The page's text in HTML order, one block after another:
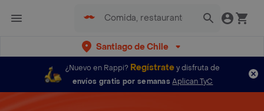
Santiago de Chile
¿Nuevo en Rappi? Regístratey disfruta de
envíos gratis por semanas Aplican TyC